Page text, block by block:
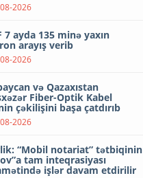
2026
7 ayda 135 minə yaxın
arayış verib
2026
və Qazaxıstan
Fiber-Optik Kabel
çəkilişini başa çatdırıb
2026
“Mobil notariat” tətbiqinin
tam inteqrasiyası
işlər davam etdirilir